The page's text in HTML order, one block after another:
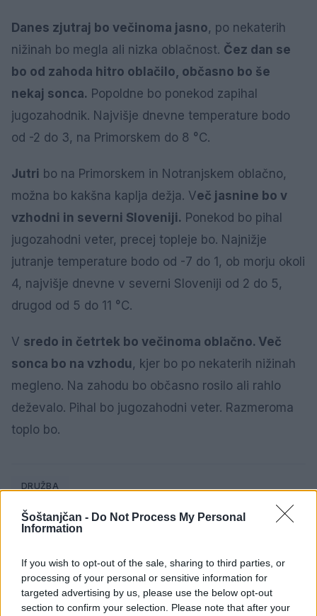
Šoštanjčan - Do Not Process My Personal
Information
If you wish to opt-out of the sale, sharing to third parties, or
processing of your personal or sensitive information for
targeted advertising by us, please use the below opt-out
section to confirm your selection. Please note that after your
Danes zjutraj bo večinoma jasno, po nekaterih
nižinah bo megla ali nizka oblačnost. Čez dan se
bo od zahoda hitro oblačilo, občasno bo še
nekaj sonca. Popoldne bo ponekod zapihal
jugozahodnik. Najvišje dnevne temperature bodo
od -2 do 3, na Primorskem do 8 °C.
Jutri bo na Primorskem in Notranjskem oblačno,
možna bo kakšna kaplja dežja. Več jasnine bo v
vzhodni in severni Sloveniji. Ponekod bo pihal
jugozahodni veter, precej topleje bo. Najnižje
jutranje temperature bodo od -7 do 1, ob morju okoli
4, najvišje dnevne v severni Sloveniji od 2 do 5,
drugod od 5 do 11 °C.
V sredo in četrtek bo večinoma oblačno. Več
sonca bo na vzhodu, kjer bo po nekaterih nižinah
megleno. Na zahodu bo občasno rosilo ali rahlo
deževalo. Pihal bo jugozahodni veter. Razmeroma
toplo bo.
DRUŽBA
SORODNE NOVICE
Ob povečanem številu podtaknjenih